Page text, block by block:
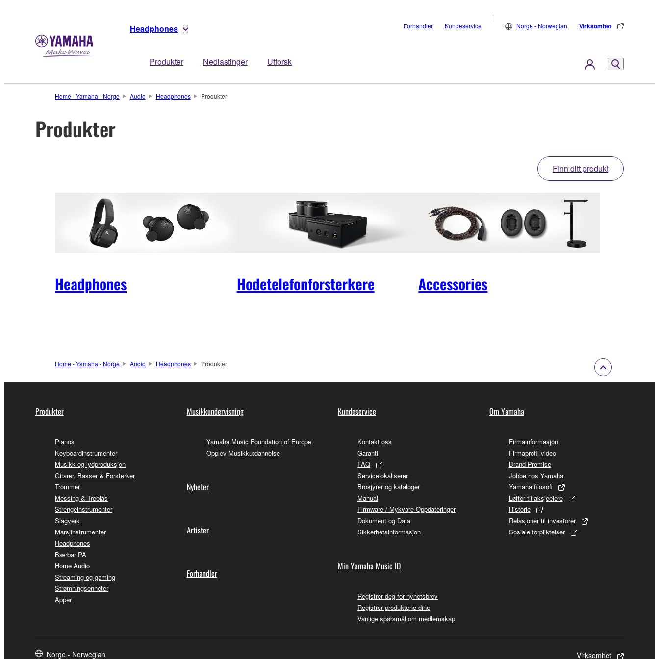
Headphones
Produkter Nedlastinger Utforsk
Forhandler Kundeservice Norge - Norwegian Virksomhet
Home - Yamaha - Norge Audio Headphones Produkter
Produkter
Finn ditt produkt
Headphones Hodetelefonforsterkere Accessories
Home - Yamaha - Norge Audio Headphones Produkter
Produkter
Pianos
Keyboardinstrumenter
Musikk og lydproduksjon
Gitarer, Basser & Forsterker
Trommer
Messing & Treblås
Strengeinstrumenter
Slagverk
Marsjinstrumenter
Headphones
Bærbar PA
Home Audio
Streaming og gaming
Strømningsenheter
Apper
Musikkundervisning
Yamaha Music Foundation of Europe
Opplev Musikkutdannelse
Nyheter
Artister
Forhandler
Kundeservice
Kontakt oss
Garanti
FAQ
Servicelokaliserer
Brosjyrer og kataloger
Manual
Firmware / Mykvare Oppdateringer
Dokument og Data
Sikkerhetsinformasjon
Min Yamaha Music ID
Registrer deg for nyhetsbrev
Registrer produktene dine
Vanlige spørsmål om medlemskap
Om Yamaha
Firmainformasjon
Firmaprofil video
Brand Promise
Jobbe hos Yamaha
Yamaha filosofi
Løfter til aksjeeiere
Historie
Relasjoner til investorer
Sosiale forpliktelser
Norge - Norwegian Virksomhet